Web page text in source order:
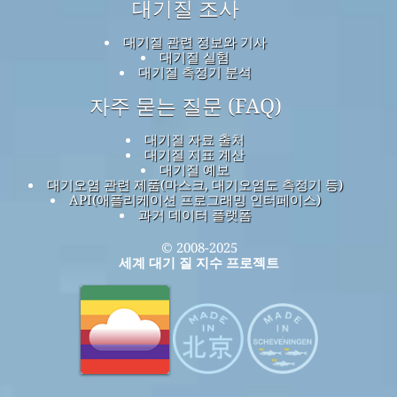
대기질 조사
대기질 관련 정보와 기사
대기질 실험
대기질 측정기 분석
자주 묻는 질문 (FAQ)
대기질 자료 출처
대기질 지표 계산
대기질 예보
대기오염 관련 제품(마스크, 대기오염도 측정기 등)
API(애플리케이션 프로그래밍 인터페이스)
과거 데이터 플랫폼
© 2008-2025
세계 대기 질 지수 프로젝트